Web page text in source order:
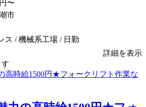
円〜
市
ス / 機械系工場 / 日勤
詳細を表示